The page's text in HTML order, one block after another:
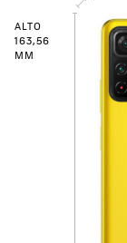
ALTO
163,56
MM